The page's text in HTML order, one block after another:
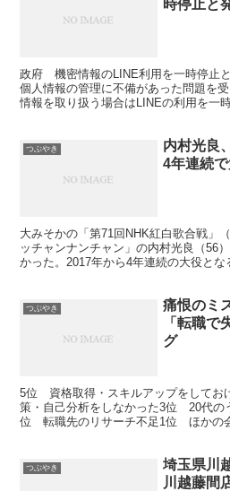
時停止と
政府 機密情報のLINE利用を一時停止
個人情報の管理に不備があった問題を
情報を取り扱う場合はLINEの利用を一
つぶやき
内村光良
4年連続
大みそかの「第71回NHK紅白歌合戦」
ッチャンナンチャン」の内村光良（56
かった。2017年から4年連続の大役と
つぶやき
痛恨のミ
「転職で
グ
5位 資格取得・スキルアップをして
策・自己分析をしなかった3位 20代の
位 転職先のリサーチ不足1位 ほかの
つぶやき
埼玉県川
川越藤間